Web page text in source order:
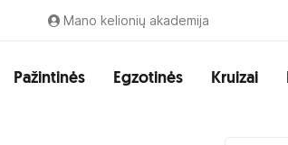
Mano kelionių akademija
Pažintinės Egzotinės Kruizai